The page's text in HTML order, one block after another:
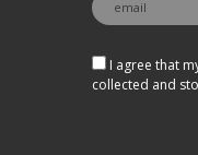
I agree that
collected and